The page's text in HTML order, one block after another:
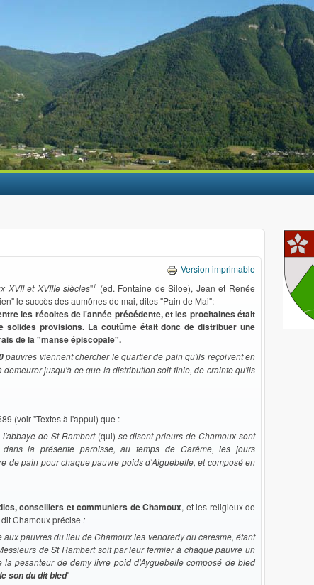
Version imprimable
XVII et XVIIIe siècles"1
(ed. Fontaine de Siloe), Jean et Renée
le succès des aumônes de mai, dites "Pain de Mai":
les récoltes de l'année précédente, et les prochaines était
provisions. La coutûme était donc de distribuer une
de la "manse épiscopale".
pauvres viennent chercher le quartier de pain qu'ils reçoivent en
jusqu'à ce que la distribution soit finie, de crainte qu'ils
(voir "Textes à l'appui) que :
de St Rambert (qui) se disent prieurs de Chamoux sont
la présente paroisse, au temps de Carême, les jours
de pain pour chaque pauvre poids d'Aiguebelle, et composé en
conseillers et communiers de Chamoux, et les religieux de
Chamoux précise :
pauvres du lieu de Chamoux les vendredy du caresme, étant
de St Rambert soit par leur fermier à chaque pauvre un
pesanteur de demy livre poid d'Ayguebelle composé de bled
son du dit bled"